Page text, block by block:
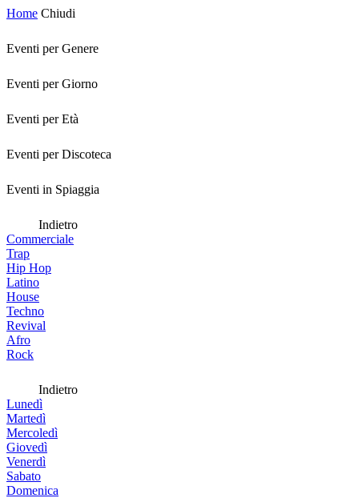
Home Chiudi
Eventi per Genere
Eventi per Giorno
Eventi per Età
Eventi per Discoteca
Eventi in Spiaggia
Indietro
Commerciale
Trap
Hip Hop
Latino
House
Techno
Revival
Afro
Rock
Indietro
Lunedì
Martedì
Mercoledì
Giovedì
Venerdì
Sabato
Domenica